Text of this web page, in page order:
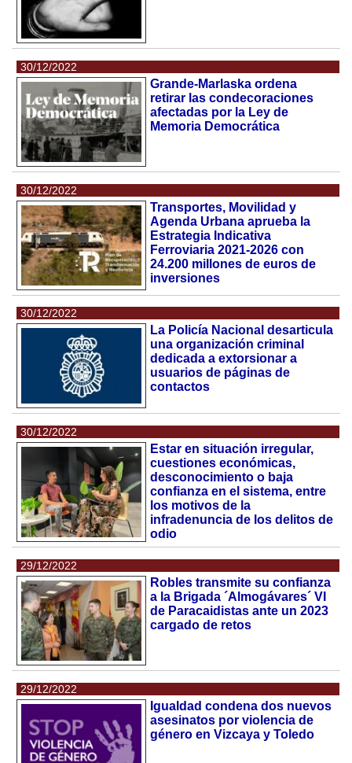
30/12/2022
Grande-Marlaska ordena
retirar las condecoraciones
afectadas por la Ley de
Memoria Democrática
30/12/2022
Transportes, Movilidad y
Agenda Urbana aprueba la
Estrategia Indicativa
Ferroviaria 2021-2026 con
24.200 millones de euros de
inversiones
30/12/2022
La Policía Nacional desarticula
una organización criminal
dedicada a extorsionar a
usuarios de páginas de
contactos
30/12/2022
Estar en situación irregular,
cuestiones económicas,
desconocimiento o baja
confianza en el sistema, entre
los motivos de la
infradenuncia de los delitos de
odio
29/12/2022
Robles transmite su confianza
a la Brigada ´Almogávares´ VI
de Paracaidistas ante un 2023
cargado de retos
29/12/2022
Igualdad condena dos nuevos
asesinatos por violencia de
género en Vizcaya y Toledo